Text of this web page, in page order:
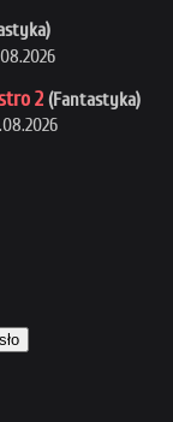
2 (Fantastyka)